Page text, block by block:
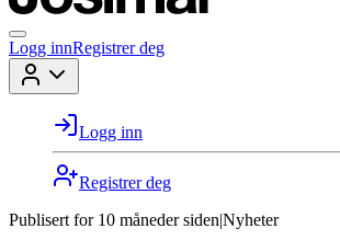
Logg innRegistrer deg
Logg inn
Registrer deg
Publisert for 10 måneder siden|Nyheter